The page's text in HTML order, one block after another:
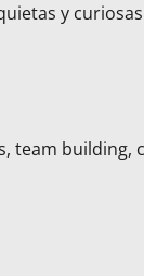
y
team building,